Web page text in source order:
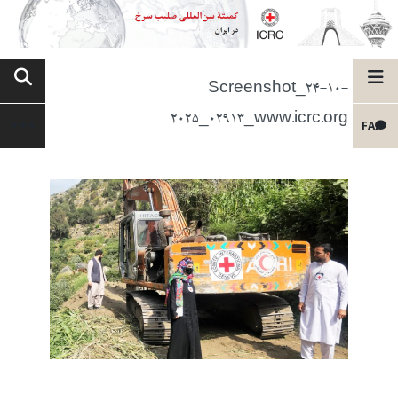
FA
Screenshot_24-10-
2025_02913_www.icrc.org